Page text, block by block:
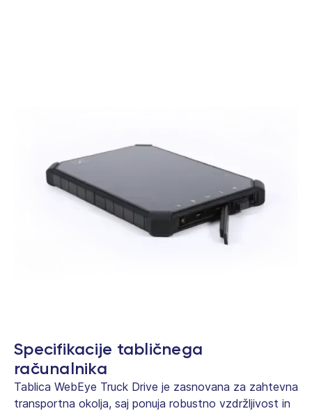
Specifikacije tabličnega
računalnika
Tablica WebEye Truck Drive je zasnovana za zahtevna
transportna okolja, saj ponuja robustno vzdržljivost in